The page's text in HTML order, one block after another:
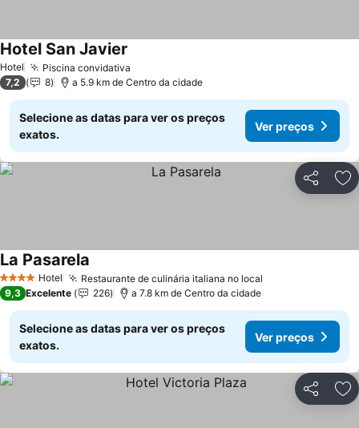
Hotel Piscina convidativa
Hotel San Javier
7,2 8 a 5.9 km de Centro da cidade
Selecione as datas para ver os preços
exatos.
Ver preços
Partilhar
4 EstrelasHotel Restaurante de culinária italiana no local
La Pasarela
9,3 Excelente 226 a 7.8 km de Centro da cidade
Selecione as datas para ver os preços
exatos.
Ver preços
Partilhar